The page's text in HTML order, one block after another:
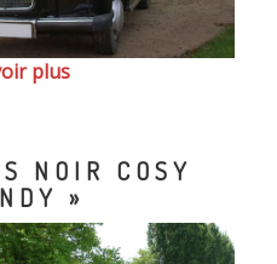
plus
NOIR COSY
»